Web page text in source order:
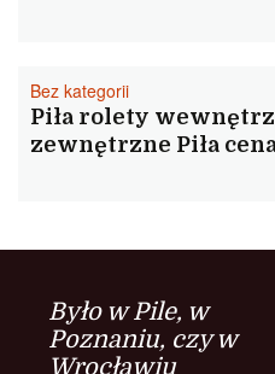
Bez kategorii
Piła rolety
zewnętrzne Piła
Było w Pile, w
Poznaniu, czy w
Wrocławiu